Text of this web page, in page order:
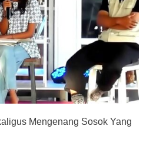
Mengenang Sosok Yang